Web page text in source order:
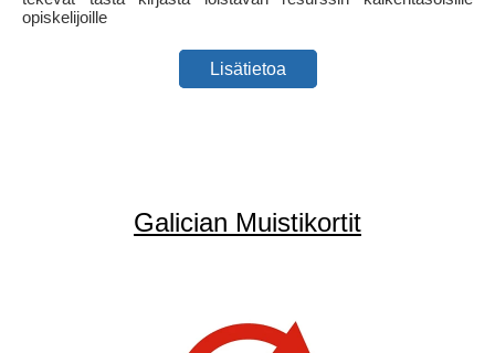
opiskelijoille
Lisätietoa
Galician Muistikortit